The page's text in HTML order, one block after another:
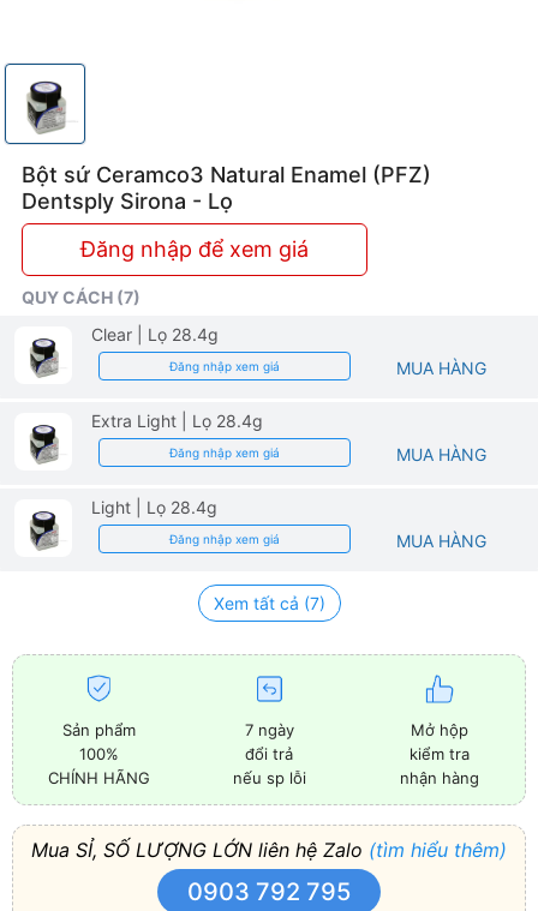
Bột sứ Ceramco3 Natural Enamel (PFZ)
Dentsply Sirona - Lọ
Đăng nhập để xem giá
QUY CÁCH (7)
Clear
| Lọ 28.4g
Đăng nhập xem giá MUA HÀNG
Extra Light | Lọ 28.4g
Đăng nhập xem giá MUA HÀNG
Light | Lọ 28.4g
Đăng nhập xem giá MUA HÀNG
Xem tất cả (7)
Sản phẩm
100%
CHÍNH HÃNG
7 ngày
đổi trả
nếu sp lỗi
Mở hộp
kiểm tra
nhận hàng
Mua SỈ, SỐ LƯỢNG LỚN liên hệ Zalo (tìm hiểu thêm)
0903 792 795